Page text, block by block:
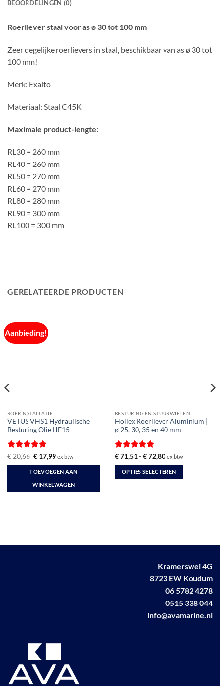
BEOORDELINGEN (0)
Roerliever staal voor as ø 30 tot 100 mm
Zeer degelijke roerlievers in staal, beschikbaar van as ø 30 tot
100 mm!
Merk: Exalto
Materiaal: Staal C45K
Maximale product-lengte:
RL30 = 260 mm
RL40 = 260 mm
RL50 = 270 mm
RL60 = 270 mm
RL80 = 280 mm
RL90 = 300 mm
RL100 = 300 mm
GERELATEERDE PRODUCTEN
Aanbieding!
ROERINSTALLATIE
VETUS VHS1 Hydraulische
Besturing Olie HF15
Gewaardeerd
5uit 5
€20,66 Oorspronkelijke
was:
€ 20,66.
€17,99Huidige
is:
€ 17,99.
ex btw
TOEVOEGEN AAN
WINKELWAGEN
BESTURING EN STUURWIELEN
Hollex Roerliever Aluminium |
ø 25, 30, 35 en 40 mm
Gewaardeerd
5uit 5
€71,51 - €72,80Prijsklasse:
tot
€ 72,80
ex btw
OPTIES SELECTEREN
optie
Kramerswei 4G
8723 EW Koudum
06 5782 4278
0515 338 044
info@avamarine.nl